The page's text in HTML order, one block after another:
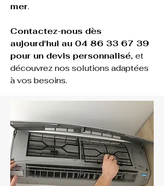
mer.
Contactez-nous dès
aujourd'hui au 04 86 33 67 39
pour un devis personnalisé, et
découvrez nos solutions adaptées
à vos besoins.